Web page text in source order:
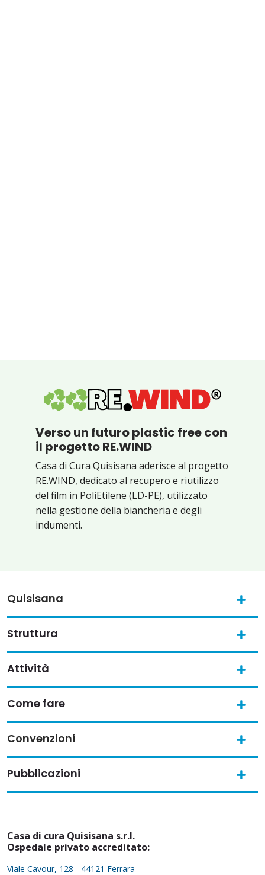
Verso un futuro plastic free con
il progetto RE.WIND
Casa di Cura Quisisana aderisce al progetto
RE.WIND, dedicato al recupero e riutilizzo
del film in PoliEtilene (LD-PE), utilizzato
nella gestione della biancheria e degli
indumenti.
Quisisana
Struttura
Attività
Come fare
Convenzioni
Pubblicazioni
Casa di cura Quisisana s.r.l.
Ospedale privato accreditato:
Viale Cavour, 128 - 44121 Ferrara